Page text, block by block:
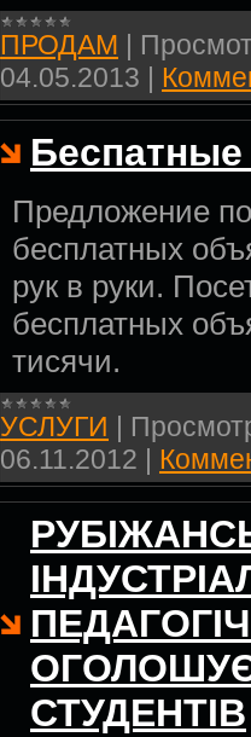
ПРОДАМ
04.05.2013
Предложение
бесплатных
рук в руки.
бесплатных
тисячи.
УСЛУГИ
06.11.2012
СТУДЕНТІВ